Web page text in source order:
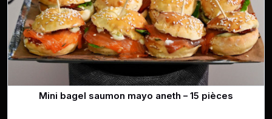
Mini bagel saumon mayo aneth – 15 pièces